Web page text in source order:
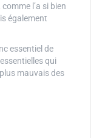
l’a si bien
également
essentiel de
qui
mauvais des